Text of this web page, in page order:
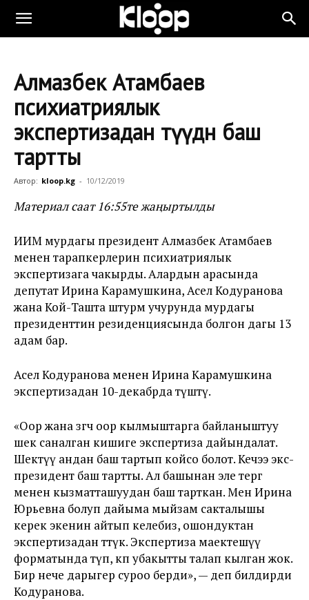
Алмазбек Атамбаев
психиатриялык
экспертизадан өтүүдөн баш
тартты
Автор: kloop.kg - 10/12/2019
Материал саат 16:55те жаңыртылды
ИИМ мурдагы президент Алмазбек Атамбаев
менен тарапкерлерин психиатриялык
экспертизага чакырды. Алардын арасында
депутат Ирина Карамушкина, Асел Кодуранова
жана Кой-Ташта штурм учурунда мурдагы
президенттин резиденциясында болгон дагы 13
адам бар.
Асел Кодуранова менен Ирина Карамушкина
экспертизадан 10-декабрда өтүштү.
«Оор жана өзгөчө оор кылмыштарга байланыштуу
шек саналган кишиге экспертиза дайындалат.
Шектүү андан баш тартып койсо болот. Кечээ экс-
президент баш тартты. Ал башынан эле тергөө
менен кызматташуудан баш тарткан. Мен Ирина
Юрьевна болуп дайыма мыйзам сакталышы
керек экенин айтып келебиз, ошондуктан
экспертизадан өттүк. Экспертиза маектешүү
форматында өтүп, көп убакытты талап кылган жок.
Бир нече дарыгер суроо берди», — деп билдирди
Кодуранова.